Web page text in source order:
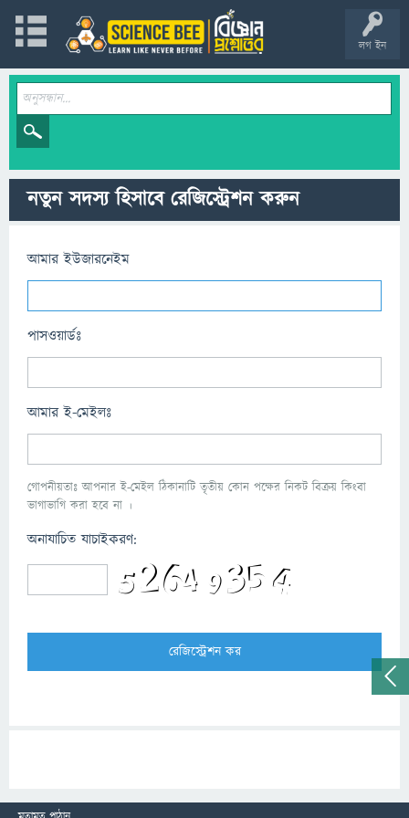
লগ ইন
নতুন সদস্য হিসাবে রেজিস্ট্রেশন করুন
আমার ইউজারনেইম
পাসওয়ার্ডঃ
আমার ই-মেইলঃ
গোপনীয়তাঃ আপনার ই-মেইল ঠিকানাটি তৃতীয় কোন পক্ষের নিকট বিক্রয় কিংবা
ভাগাভাগি করা হবে না ।
অনাযাচিত যাচাইকরণ: